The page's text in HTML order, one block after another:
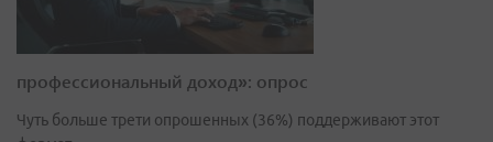
профессиональный доход»: опрос
Чуть больше трети опрошенных (36%) поддерживают этот